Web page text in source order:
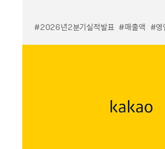
#2026년2분기실적발표 #매출액 #영